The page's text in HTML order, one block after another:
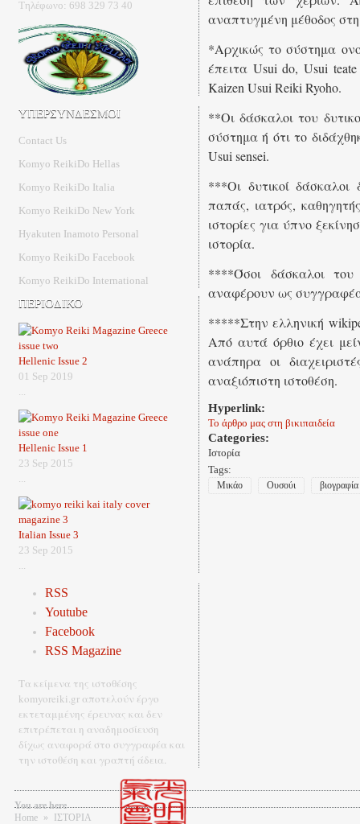
αναπτυγμένη μέθοδος
*Αρχικώς το σύστημα
έπειτα Usui do, Usui
Kaizen Usui Reiki Ryoho.
**Οι δάσκαλοι του
σύστημα ή ότι το
Usui sensei.
***Οι δυτικοί δάσκαλοι
παπάς, ιατρός,
ιστορίες για ύπνο
ιστορία.
****Όσοι δάσκαλοι
αναφέρουν ως
*****Στην ελληνική
Από αυτά όρθιο έχει
ανάπηρα οι
αναξιόπιστη ιστοθέση.
Hyperlink:
Το άρθρο μας στη βικιπαιδεία
Categories:
Ιστορία
Tags:
Μικάο Ουσούι βιογραφία
Τηλέφωνο: 698 329 73 40
ΥΠΕΡΣΥΝΔΕΣΜΟΙ
Contact Us
Komyo ReikiDo Hellas
Komyo ReikiDo Italia
Komyo ReikiDo New York
Hyakuten Inamoto Personal
Komyo ReikiDo Facebook
Komyo ReikiDo International
ΠΕΡΙΟΔΙΚΟ
Hellenic Issue 2
01 Sep 2019
Hellenic Issue 1
23 Sep 2015
Italian Issue 3
23 Sep 2015
RSS
Youtube
Facebook
RSS Magazine
Τα κείμενα της ιστοθέσης
komyoreiki.gr αποτελούν έργο
εκτεταμμένης έρευνας και δεν
επιτρέπεται η αναδημοσίευση
δίχως αναφορά στο συγγραφέα και
την ιστοθέση και γραπτή άδεια.
You are here
Home » ΙΣΤΟΡΙΑ